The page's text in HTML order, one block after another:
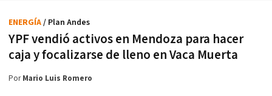
YPF vendió activos en Mendoza para hacer
caja y focalizarse de lleno en Vaca Muerta
ENERGÍA/ Plan Andes
PorMario Luis Romero